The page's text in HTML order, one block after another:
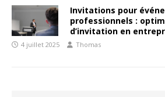
Invitations pour
professionnels :
d’invitation en
4 juillet 2025 Thomas